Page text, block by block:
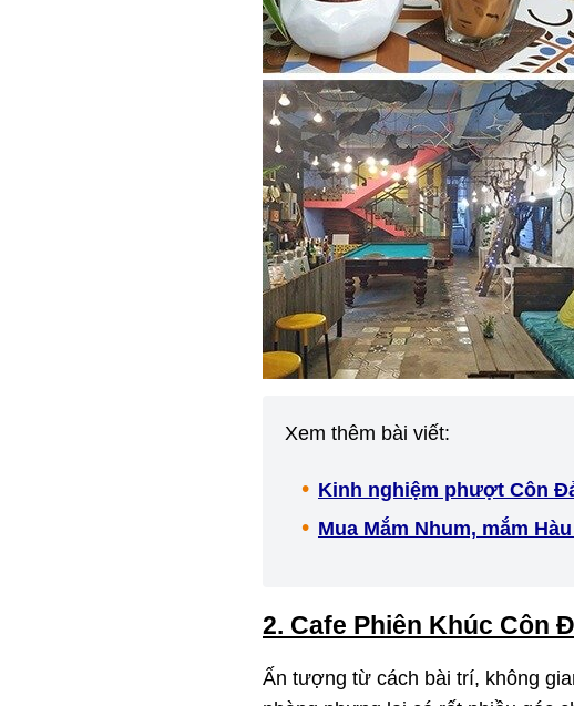
Xem thêm bài viết:
Kinh nghiệm phượt Côn
Mua Mắm Nhum, mắm
2. Cafe Phiên Khúc Côn
Ấn tượng từ cách bài trí, không